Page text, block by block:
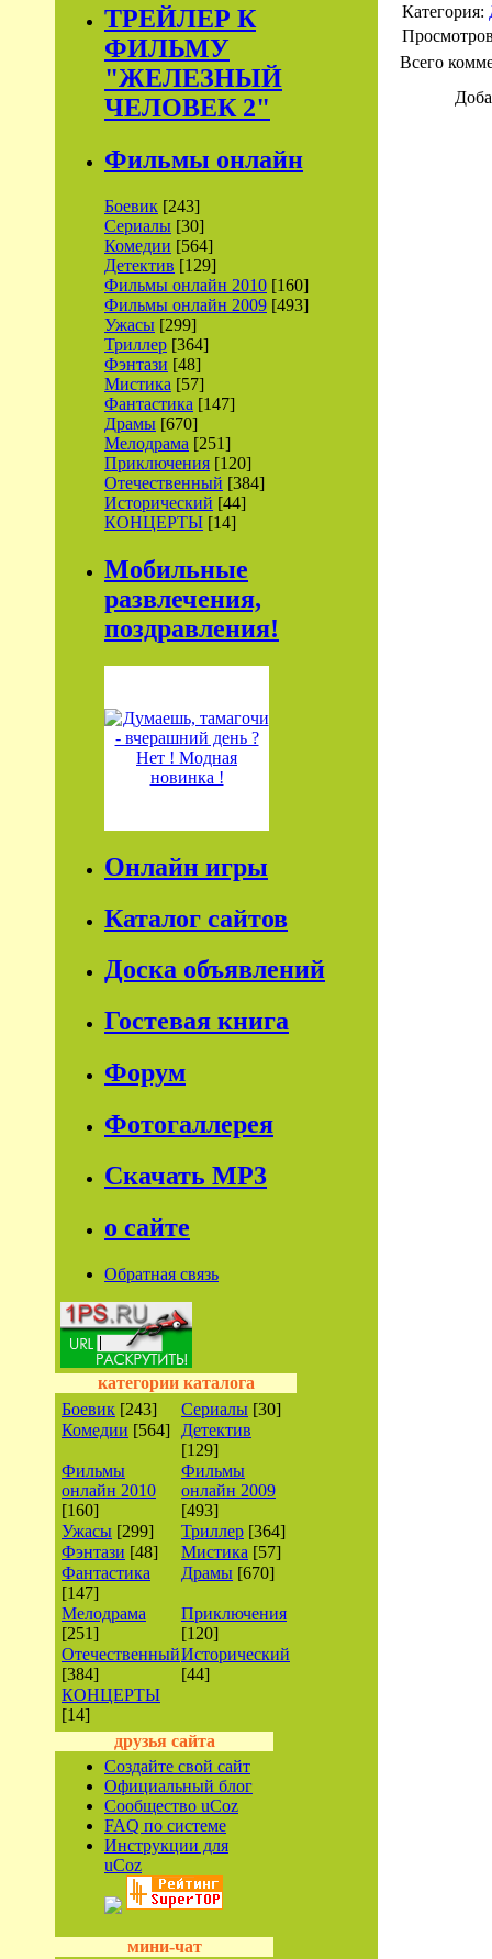
ТРЕЙЛЕР К
ФИЛЬМУ
"ЖЕЛЕЗНЫЙ
ЧЕЛОВЕК 2"
Фильмы онлайн
Боевик [243]
Сериалы [30]
Комедии [564]
Детектив [129]
Фильмы онлайн 2010 [160]
Фильмы онлайн 2009 [493]
Ужасы [299]
Триллер [364]
Фэнтази [48]
Мистика [57]
Фантастика [147]
Драмы [670]
Мелодрама [251]
Приключения [120]
Отечественный [384]
Исторический [44]
КОНЦЕРТЫ [14]
Мобильные
развлечения,
поздравления!
Онлайн игры
Каталог сайтов
Доска объявлений
Гостевая книга
Форум
Фотогаллерея
Скачать МР3
о сайте
Обратная связь
категории каталога
Боевик [243] Сериалы [30]
Комедии [564]
Детектив
[129]
Фильмы
онлайн 2010
[160]
Фильмы
онлайн 2009
[493]
Ужасы [299] Триллер [364]
Фэнтази [48] Мистика [57]
Фантастика
[147]
Драмы [670]
Мелодрама
[251]
Приключения
[120]
Отечественный
[384]
Исторический
[44]
КОНЦЕРТЫ
[14]
друзья сайта
Создайте свой сайт
Официальный блог
Сообщество uCoz
FAQ по системе
Инструкции для
uCoz
мини-чат
Категория:
Всего